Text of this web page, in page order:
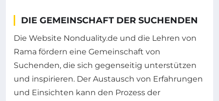
DIE GEMEINSCHAFT DER SUCHENDEN
Die Website Nonduality.de und die Lehren von
Rama fördern eine Gemeinschaft von
Suchenden, die sich gegenseitig unterstützen
und inspirieren. Der Austausch von Erfahrungen
und Einsichten kann den Prozess der